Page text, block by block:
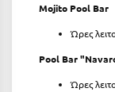
Παραλία Κατερίνης
Παραλία Λιτοχώρου
Mojito Pool Bar
Ώρες
Pool Bar
Ώρες